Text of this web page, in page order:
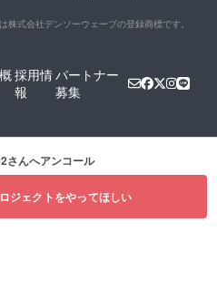
株式会社デンソーウェーブの登録商標です。
採用情
報
パートナー
募集
さんへアンコール
ジェクトをやってほしい